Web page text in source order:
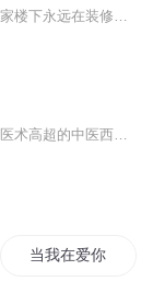
当我在爱你的时候